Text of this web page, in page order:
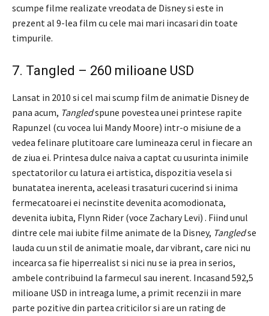
scumpe filme realizate vreodata de Disney si este in
prezent al 9-lea film cu cele mai mari incasari din toate
timpurile.
7. Tangled – 260 milioane USD
Lansat in 2010 si cel mai scump film de animatie Disney de
pana acum, Tangledspune povestea unei printese rapite
Rapunzel (cu vocea lui Mandy Moore) intr-o misiune de a
vedea felinare plutitoare care lumineaza cerul in fiecare an
de ziua ei. Printesa dulce naiva a captat cu usurinta inimile
spectatorilor cu latura ei artistica, dispozitia vesela si
bunatatea inerenta, aceleasi trasaturi cucerind si inima
fermecatoarei ei necinstite devenita acomodionata,
devenita iubita, Flynn Rider (voce Zachary Levi) . Fiind unul
dintre cele mai iubite filme animate de la Disney, Tangledse
lauda cu un stil de animatie moale, dar vibrant, care nici nu
incearca sa fie hiperrealist si nici nu se ia prea in serios,
ambele contribuind la farmecul sau inerent. Incasand 592,5
milioane USD in intreaga lume, a primit recenzii in mare
parte pozitive din partea criticilor si are un rating de